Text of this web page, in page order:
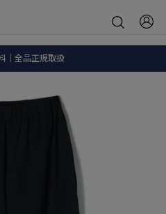
｜全品正規取扱